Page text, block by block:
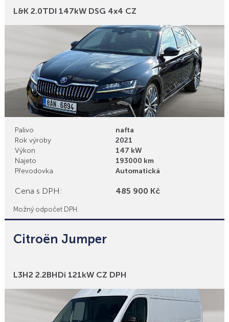
Bonusy
L&K 2.0TDI 147kW DSG 4x4 CZ
Palivo
nafta
Rok výroby
2021
Výkon
147 kW
Najeto
193000 km
Převodovka
Automatická
Cena s DPH: 485 900 Kč
Možný odpočet DPH.
Citroën Jumper
Bonusy
L3H2 2.2BHDi 121kW CZ DPH